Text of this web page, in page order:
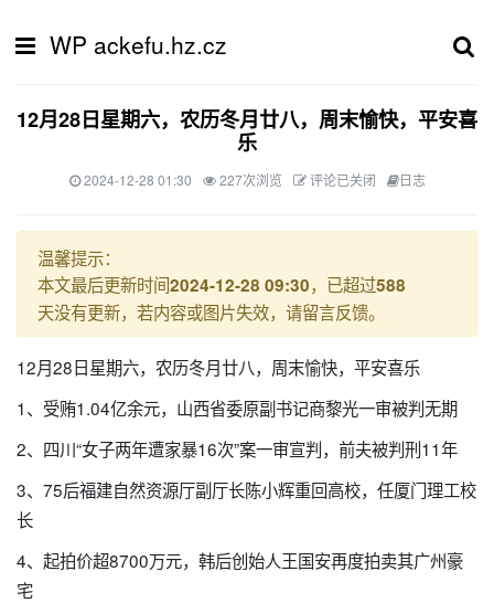
WP ackefu.hz.cz
12月28日星期六，农历冬月廿八，周末愉快，平安喜
乐
2024-12-28 01:30 227次浏览 评论已关闭 日志
温馨提示：
本文最后更新时间2024-12-28 09:30，已超过588
天没有更新，若内容或图片失效，请留言反馈。
12月28日星期六，农历冬月廿八，周末愉快，平安喜乐
1、受贿1.04亿余元，山西省委原副书记商黎光一审被判无期
2、四川“女子两年遭家暴16次”案一审宣判，前夫被判刑11年
3、75后福建自然资源厅副厅长陈小辉重回高校，任厦门理工校
长
4、起拍价超8700万元，韩后创始人王国安再度拍卖其广州豪
宅